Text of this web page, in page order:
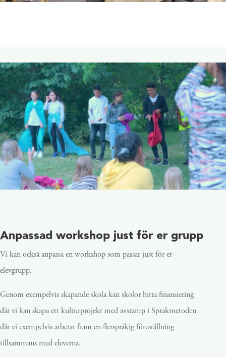
Anpassad workshop just för er grupp
Vi kan också anpassa en workshop som passar just för er
elevgrupp.
Genom exempelvis skapande skola kan skolor hitta finansiering
där vi kan skapa ett kulturprojekt med avstamp i Sprakmetoden
där vi exempelvis arbetar fram en flerspråkig föreställning
tillsammans med eleverna.